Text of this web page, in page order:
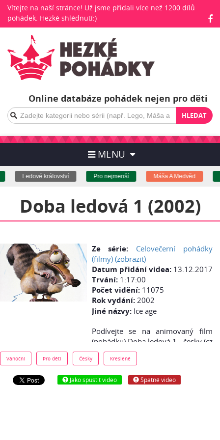
Vítejte na naší stránce! Už jsme přidali více než 1200 dílů
pohádek. Hezké shlédnutí:)
Online databáze pohádek nejen pro děti
HLEDAT
MENU
Ledové království Pro nejmenší Máša A Medvěd
Doba ledová 1 (2002)
Ze série: Celovečerní pohádky
(filmy) (zobrazit)
Datum přidání videa: 13.12.2017
Trvání: 1:17:00
Počet vidění: 11075
Rok vydání: 2002
Jiné názvy: Ice age
Podívejte se na animovaný film
(pohádku) Doba ledová 1 - česky (cz
dabing) online zdarma: Bylo
nebylo. Ne tak dávno, sotva před
kdy mrzne až praští, začíná příběh
Vánoční Pro děti Česky Kreslené
Jako spustit video Špatné video